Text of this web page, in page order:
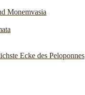
Monemvasia
Ecke des Peloponnes